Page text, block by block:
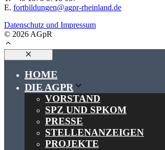
E. fortbildungen@agpr-rheinland.de
Datenschutz und Impressum
© 2026 AGpR
Close
HOME
DIE AGPR
VORSTAND
SPZ UND SPKOM
PRESSE
STELLENANZEIGEN
PROJEKTE